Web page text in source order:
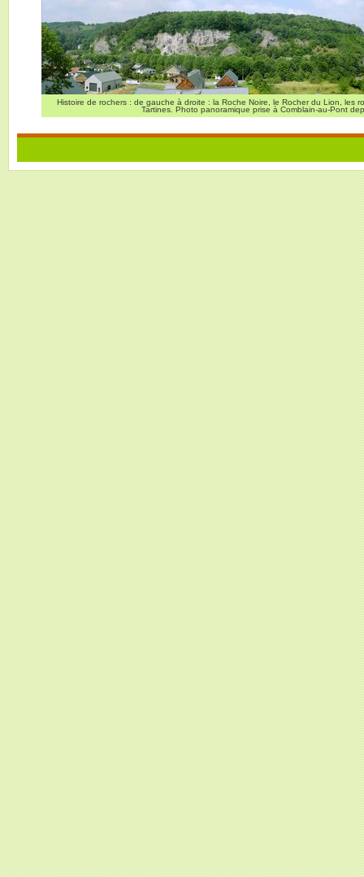
Histoire de rochers : de gauche à droite : la Roche Noire, le Rocher du Lion, les
Tartines. Photo panoramique prise à Comblain-au-Pont